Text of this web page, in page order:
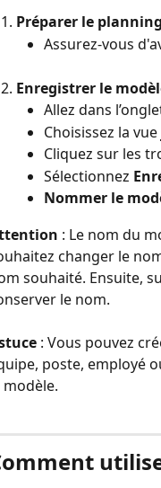
Préparer le
Assurez-vous
Enregistrer le
Allez dans
Choisissez la vue
Cliquez sur les
Sélectionnez
Nommer le
: Le nom du
changer le
souhaité. Ensuite,
le nom.
: Vous pouvez
poste, employé
modèle.